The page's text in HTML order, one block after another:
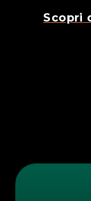
Scopri